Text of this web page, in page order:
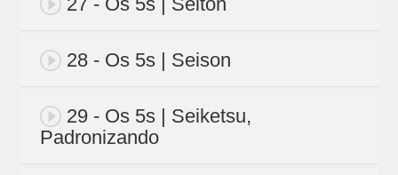
28 - Os 5s | Seison
29 - Os 5s | Seiketsu,
Padronizando